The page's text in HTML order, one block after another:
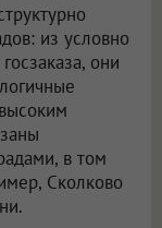
из условно
они
в том
Сколково